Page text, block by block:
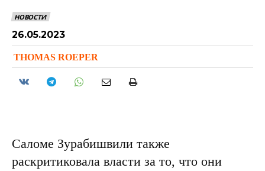
НОВОСТИ
26.05.2023
THOMAS ROEPER
Саломе Зурабишвили также
раскритиковала власти за то, что они